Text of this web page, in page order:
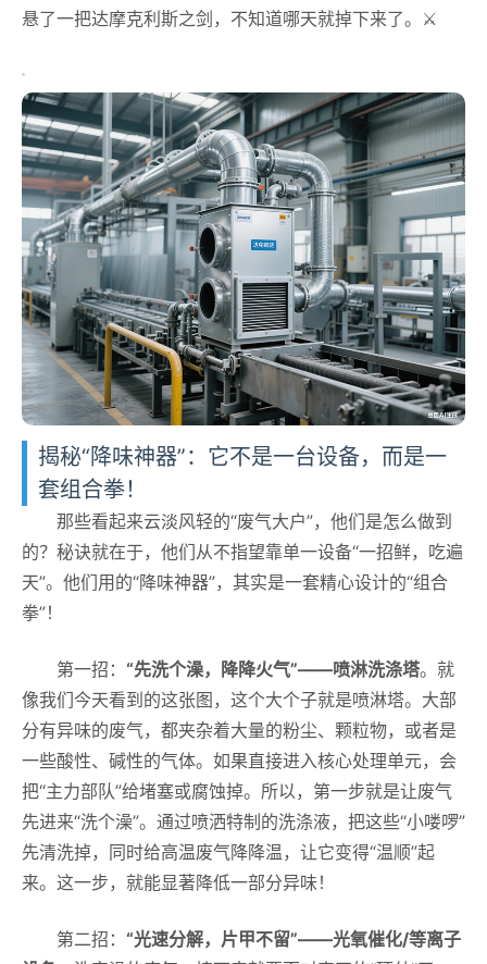
悬了一把达摩克利斯之剑，不知道哪天就掉下来了。⚔️
揭秘“降味神器”：它不是一台设备，而是一
套组合拳！
那些看起来云淡风轻的“废气大户”，他们是怎么做到
的？秘诀就在于，他们从不指望靠单一设备“一招鲜，吃遍
天”。他们用的“降味神器”，其实是一套精心设计的“组合
拳”！
第一招： “先洗个澡，降降火气”——喷淋洗涤塔。就
像我们今天看到的这张图，这个大个子就是喷淋塔。大部
分有异味的废气，都夹杂着大量的粉尘、颗粒物，或者是
一些酸性、碱性的气体。如果直接进入核心处理单元，会
把“主力部队”给堵塞或腐蚀掉。所以，第一步就是让废气
先进来“洗个澡”。通过喷洒特制的洗涤液，把这些“小喽啰”
先清洗掉，同时给高温废气降降温，让它变得“温顺”起
来。这一步，就能显著降低一部分异味！
第二招： “光速分解，片甲不留”——光氧催化/等离子